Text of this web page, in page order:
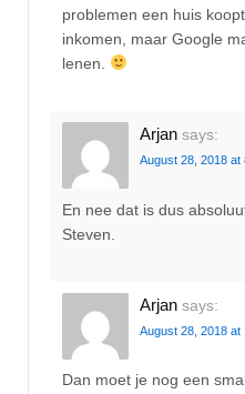
problemen een huis
inkomen, maar Google
lenen.
Arjan says:
August 28, 2018 at
En nee dat is dus
Steven.
Arjan says:
August 28, 2018 at
Dan moet je nog een